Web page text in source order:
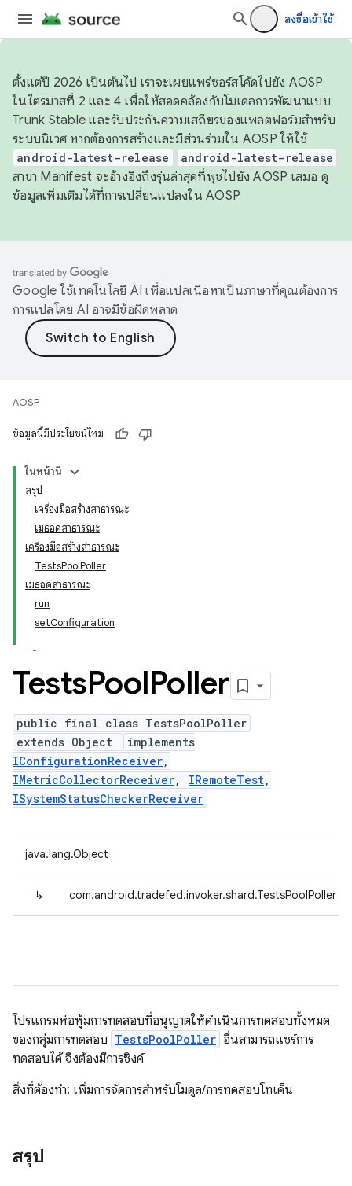
ลงชื่อเข้าใช้
ตั้งแต่ปี 2026 เป็นต้นไป เราจะเผยแพร่ซอร์สโค้ดไปยัง AOSP
ในไตรมาสที่ 2 และ 4 เพื่อให้สอดคล้องกับโมเดลการพัฒนาแบบ
Trunk Stable และรับประกันความเสถียรของแพลตฟอร์มสำหรับ
ระบบนิเวศ หากต้องการสร้างและมีส่วนร่วมใน AOSP ให้ใช้
android-latest-release android-latest-release
สาขา Manifest จะอ้างอิงถึงรุ่นล่าสุดที่พุชไปยัง AOSP เสมอ ดู
ข้อมูลเพิ่มเติมได้ที่การเปลี่ยนแปลงใน AOSP
Google ใช้เทคโนโลยี AI เพื่อแปลเนื้อหาเป็นภาษาที่คุณต้องการ
การแปลโดย AI อาจมีข้อผิดพลาด
AOSP
ข้อมูลนี้มีประโยชน์ไหม
ในหน้านี้
สรุป
เครื่องมือสร้างสาธารณะ
เมธอดสาธารณะ
เครื่องมือสร้างสาธารณะ
TestsPoolPoller
เมธอดสาธารณะ
run
setConfiguration
TestsPoolPoller
public final class TestsPoolPoller
extends Object
implements
IConfigurationReceiver,
IMetricCollectorReceiver, IRemoteTest,
ISystemStatusCheckerReceiver
java.lang.Object
↳ com.android.tradefed.invoker.shard.TestsPoolPoller
โปรแกรมห่อหุ้มการทดสอบที่อนุญาตให้ดำเนินการทดสอบทั้งหมด
ของกลุ่มการทดสอบ TestsPoolPoller อื่นสามารถแชร์การ
ทดสอบได้ จึงต้องมีการซิงค์
สิ่งที่ต้องทำ: เพิ่มการจัดการสำหรับโมดูล/การทดสอบโทเค็น
สรุป